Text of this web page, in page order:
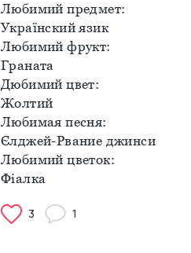
Любимий предмет:
Українский язик
Любимий фрукт:
Граната
Дюбимий цвет:
Жолтий
Любимая песня:
Єлджей-Рвание джинси
Любимий цветок:
Фіалка
3 1